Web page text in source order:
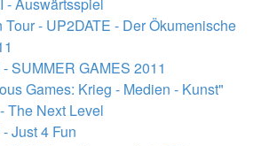
- UP2DATE - Der Ökumenische
SUMMER GAMES 2011
Games: Krieg - Medien - Kunst"
Next Level
Just 4 Fun